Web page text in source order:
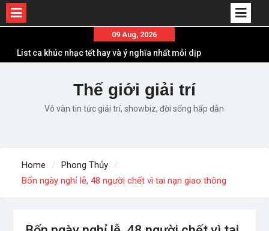
content
09 Aug, 2026
List ca khúc nhạc tết hay và ý nghĩa nhất mỗi dịp
Em ơi lên phố – Minh Vương: Màn comeback
“ngoạn mục” với triệu view
Những ca khúc nhạc xuân “sặc mùi” quảng cáo
Lời bài hát Chúng Ta của Hiện Tại – Sơn Tùng M-
TP – Full lyrics bản chuẩn
Thế giới giải trí
Vô vàn tin tức giải trí, showbiz, đời sống hấp dẫn
Home
Phong Thủy
Bốn ngày nghỉ lễ, 48 người chết vì tai nạn giao thông